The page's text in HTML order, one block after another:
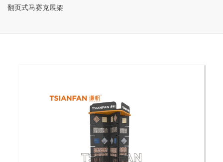
翻页式马赛克展架